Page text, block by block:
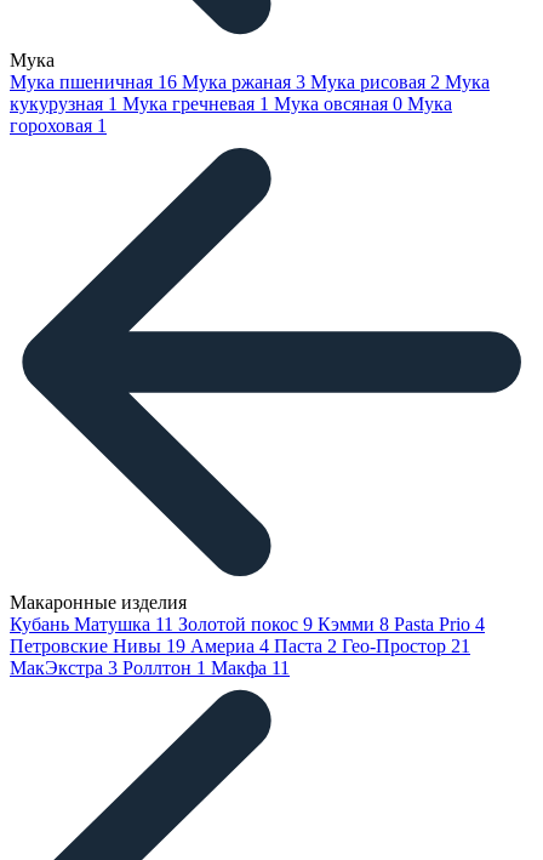
Мука
Мука пшеничная 16 Мука ржаная 3 Мука рисовая 2 Мука
кукурузная 1 Мука гречневая 1 Мука овсяная 0 Мука
гороховая 1
Макаронные изделия
Кубань Матушка 11 Золотой покос 9 Кэмми 8 Pasta Prio 4
Петровские Нивы 19 Америа 4 Паста 2 Гео-Простор 21
МакЭкстра 3 Роллтон 1 Макфа 11